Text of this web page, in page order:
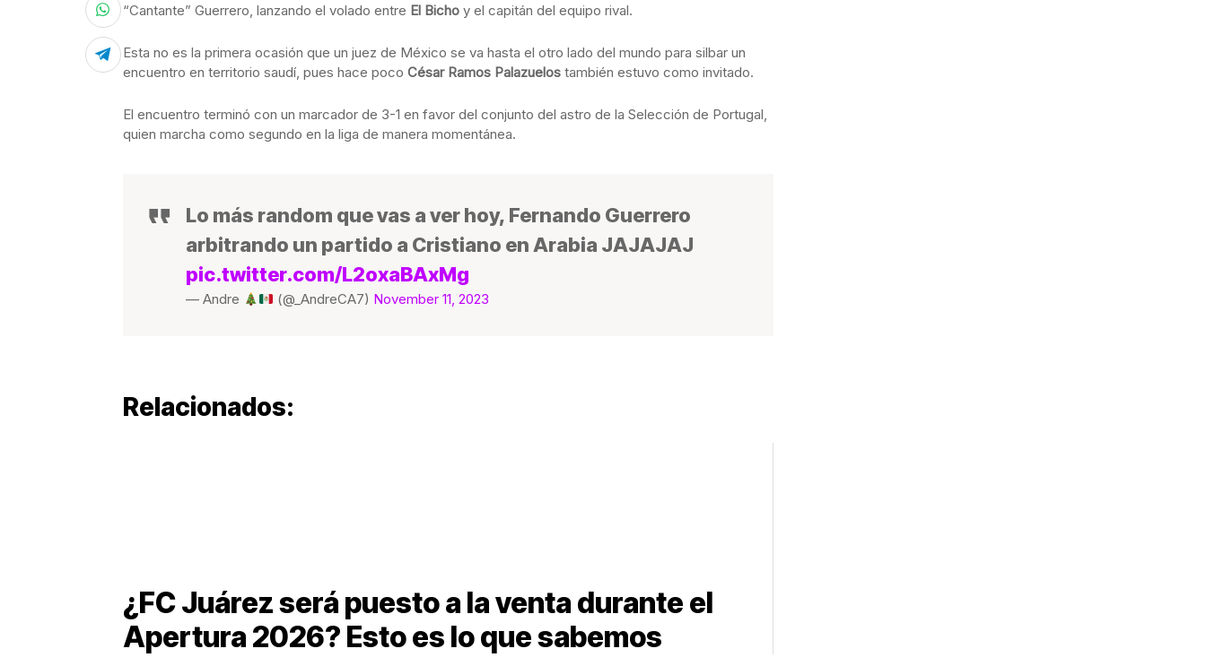
“Cantante” Guerrero, lanzando el volado entre El Bicho y el capitán del equipo rival.
Esta no es la primera ocasión que un juez de México se va hasta el otro lado del mundo para silbar un
encuentro en territorio saudí, pues hace poco César Ramos Palazuelos también estuvo como invitado.
El encuentro terminó con un marcador de 3-1 en favor del conjunto del astro de la Selección de Portugal,
quien marcha como segundo en la liga de manera momentánea.
Lo más random que vas a ver hoy, Fernando Guerrero
arbitrando un partido a Cristiano en Arabia JAJAJAJ
pic.twitter.com/L2oxaBAxMg
— Andre (@_AndreCA7) November 11, 2023
Relacionados:
¿FC Juárez será puesto a la venta durante el
Apertura 2026? Esto es lo que sabemos